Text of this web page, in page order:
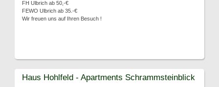
FH Ulbrich ab 50,-€
FEWO Ulbrich ab 35.-€
Wir freuen uns auf Ihren Besuch !
Haus Hohlfeld - Apartments Schrammsteinblick